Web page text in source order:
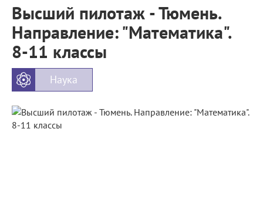
Высший пилотаж - Тюмень.
Направление: "Математика".
8-11 классы
Наука